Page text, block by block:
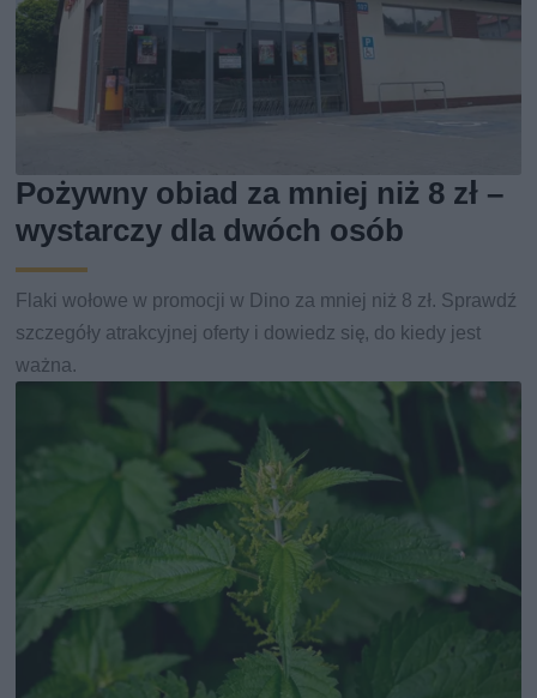
Pożywny obiad za mniej niż 8 zł –
wystarczy dla dwóch osób
Flaki wołowe w promocji w Dino za mniej niż 8 zł. Sprawdź
szczegóły atrakcyjnej oferty i dowiedz się, do kiedy jest
ważna.